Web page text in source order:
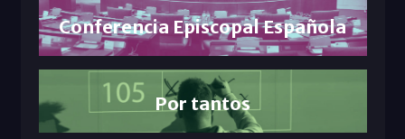
Conferencia Episcopal Española
Por tantos